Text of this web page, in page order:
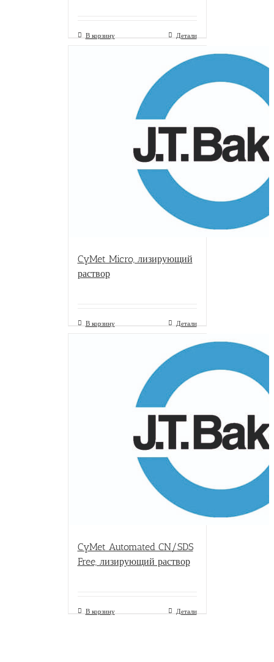
В корзину Детали
CyMet Micro, лизирующий
раствор
В корзину Детали
CyMet Automated CN/SDS
Free, лизирующий раствор
В корзину Детали